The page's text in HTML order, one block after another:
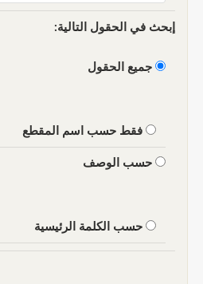
إبحث في الحقول التالية:
جميع الحقول
فقط حسب اسم المقطع
حسب الوصف
حسب الكلمة الرئيسية